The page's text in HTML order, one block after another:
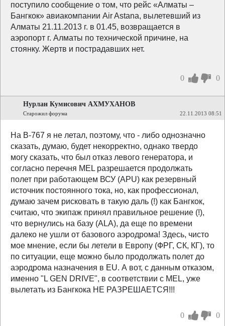
поступило сообщение о том, что рейс «Алматы –
Бангкок» авиакомпании Air Astana, вылетевший из
Алматы 21.11.2013 г. в 01.45, возвращается в
аэропорт г. Алматы по технической причине, на
стоянку. Жертв и пострадавших нет.
0 0
Нурлан Кумисович АХМУХАНОВ
Старожил форума 22.11.2013 08:51
На В-767 я не летал, поэтому, что - либо однозначно
сказать, думаю, будет некорректно, однако твердо
могу сказать, что был отказ левого генератора, и
согласно перечня MEL разрешается продолжать
полет при работающем ВСУ (APU) как резервный
источник постоянного тока, но, как профессионал,
думаю зачем рисковать в такую даль (!) как Бангкок,
считаю, что экипаж принял правильное решение (!),
что вернулись на базу (ALA), да еще по времени
далеко не ушли от базового аэродрома! Здесь, чисто
мое мнение, если бы летели в Европу (ФРГ, СК, КГ), то
по ситуации, еще можно было продолжать полет до
аэродрома назначения в EU. А вот, с данным отказом,
именно "L GEN DRIVE", в соответствии с MEL, уже
вылетать из Бангкока НЕ РАЗРЕШАЕТСЯ!!!
0 0